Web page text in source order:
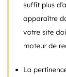
suffit plus
apparaître
votre site
moteur de
La